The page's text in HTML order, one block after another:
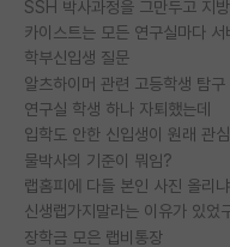
카이스트는 모든 연구실마다
학부신입생 질문
알츠하이머 관련 고등학생 탐구
연구실 학생 하나 자퇴했는데
입학도 안한 신입생이 원래 관
물박사의 기준이 뭐임?
랩홈피에 다들 본인 사진 올리냐
신생랩가지말라는 이유가 있었
장학금 모은 랩비통장